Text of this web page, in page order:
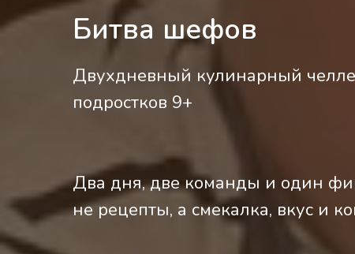
Битва шефов
Двухдневный кулинарный
подростков 9+
Два дня, две команды и один
не рецепты, а смекалка, вкус и